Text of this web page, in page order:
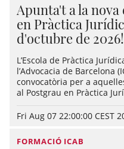
Apunta't a la
en Pràctica
d'octubre de 2026!
L’Escola de Pràctica
l’Advocacia de Barcelona
convocatòria per a
al Postgrau en Pràctica
Fri Aug 07 22:00:00 CEST
FORMACIÓ ICAB